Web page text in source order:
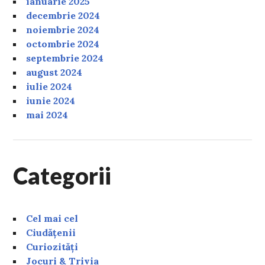
decembrie 2024
noiembrie 2024
octombrie 2024
septembrie 2024
august 2024
iulie 2024
iunie 2024
mai 2024
Categorii
Cel mai cel
Ciudățenii
Curiozități
Jocuri & Trivia